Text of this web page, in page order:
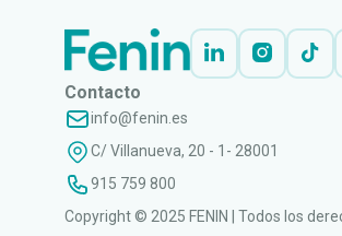
Contacto
info@fenin.es
C/ Villanueva, 20 - 1- 28001
915 759 800
Copyright © 2025 FENIN | Todos los